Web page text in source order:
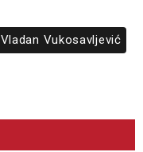
Vladan Vukosavljević